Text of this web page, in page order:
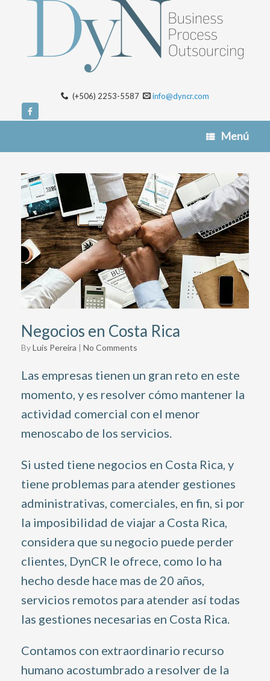
(+506) 2253-5587 info@dyncr.com
Menú
Negocios en Costa Rica
byLuis Pereira | No Comments
Las empresas tienen un gran reto en este
momento, y es resolver cómo mantener la
actividad comercial con el menor
menoscabo de los servicios.
Si usted tiene negocios en Costa Rica, y
tiene problemas para atender gestiones
administrativas, comerciales, en fin, si por
la imposibilidad de viajar a Costa Rica,
considera que su negocio puede perder
clientes, DynCR le ofrece, como lo ha
hecho desde hace mas de 20 años,
servicios remotos para atender así todas
las gestiones necesarias en Costa Rica.
Contamos con extraordinario recurso
humano acostumbrado a resolver de la